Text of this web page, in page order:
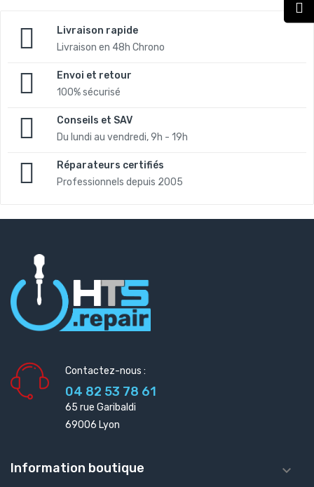
Livraison rapide
Livraison en 48h Chrono
Envoi et retour
100% sécurisé
Conseils et SAV
Du lundi au vendredi, 9h - 19h
Réparateurs certifiés
Professionnels depuis 2005
Contactez-nous :
04 82 53 78 61
65 rue Garibaldi
69006 Lyon
Information boutique 